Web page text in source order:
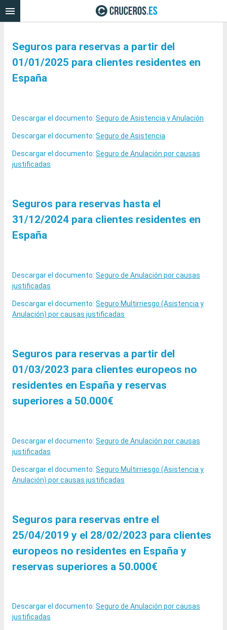
Seguros para reservas a partir del
01/01/2025 para clientes residentes en
España
Descargar el documento: Seguro de Asistencia y Anulación
Descargar el documento: Seguro de Asistencia
Descargar el documento: Seguro de Anulación por causas
justificadas
Seguros para reservas hasta el
31/12/2024 para clientes residentes en
España
Descargar el documento: Seguro de Anulación por causas
justificadas
Descargar el documento: Seguro Multirriesgo (Asistencia y
Anulación) por causas justificadas
Seguros para reservas a partir del
01/03/2023 para clientes europeos no
residentes en España y reservas
superiores a 50.000€
Descargar el documento: Seguro de Anulación por causas
justificadas
Descargar el documento: Seguro Multirriesgo (Asistencia y
Anulación) por causas justificadas
Seguros para reservas entre el
25/04/2019 y el 28/02/2023 para clientes
europeos no residentes en España y
reservas superiores a 50.000€
Descargar el documento: Seguro de Anulación por causas
justificadas